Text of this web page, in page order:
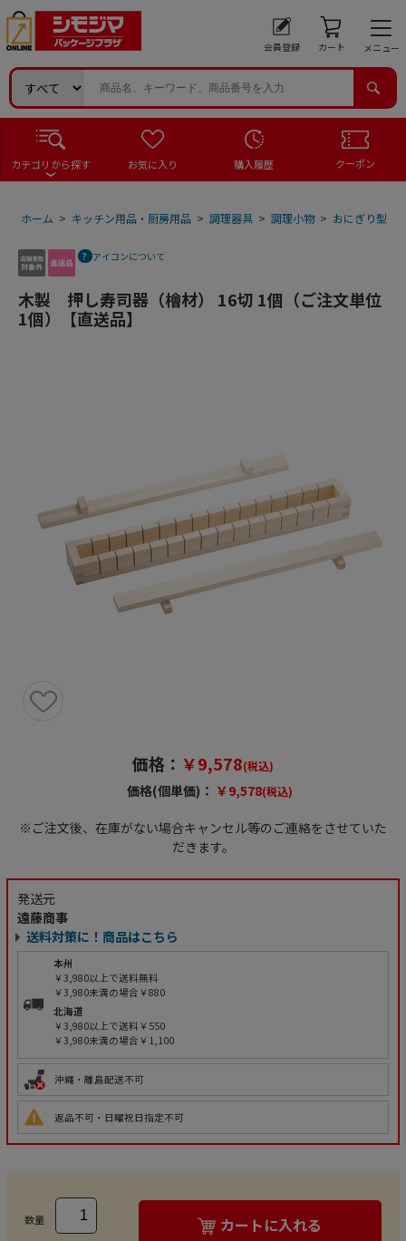
会員登録 カート メニュー
カテゴリから探す お気に入り 購入履歴 クーポン
ホーム > キッチン用品・厨房用品 > 調理器具 > 調理小物 > おにぎり型・
アイコンについて
木製 押し寿司器（檜材） 16切 1個（ご注文単位
1個）【直送品】
価格： ￥9,578(税込)
価格(個単価)： ￥9,578(税込)
※ご注文後、在庫がない場合キャンセル等のご連絡をさせていた
だきます。
発送元
遠藤商事
送料対策に！商品はこちら
本州
￥3,980以上で送料無料
￥3,980未満の場合￥880
北海道
￥3,980以上で送料￥550
￥3,980未満の場合￥1,100
沖縄・離島配送不可
返品不可・日曜祝日指定不可
数量 カートに入れる